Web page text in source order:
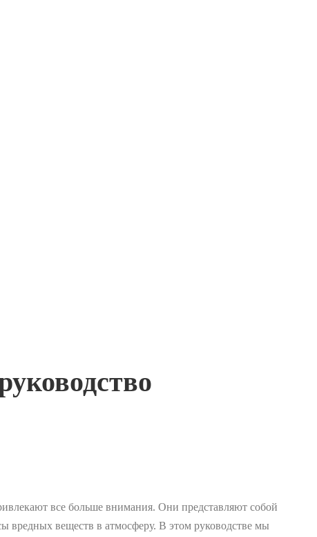
все больше внимания. Они представляют собой
вредных веществ в атмосферу. В этом руководстве мы